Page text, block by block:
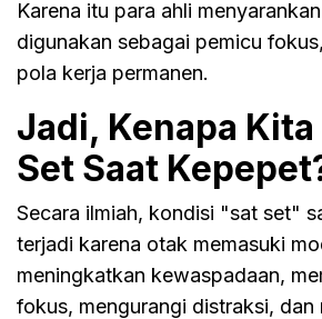
Karena itu para ahli
digunakan sebagai pemicu
pola kerja permanen.
Jadi, Kenapa
Set Saat
Secara ilmiah, kondisi "sat set"
terjadi karena otak memasuki
meningkatkan kewaspadaan,
fokus, mengurangi distraksi, dan